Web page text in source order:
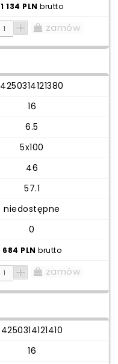
1 134 PLNbrutto
zamów
4250314121380
16
6.5
5x100
46
57.1
niedostępne
0
684 PLNbrutto
zamów
4250314121410
16